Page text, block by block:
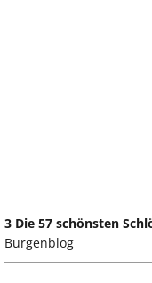
3 Die 57 schönsten
Burgenblog